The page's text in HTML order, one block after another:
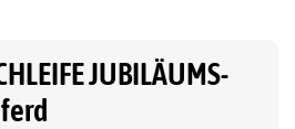
JUBILÄUMS-